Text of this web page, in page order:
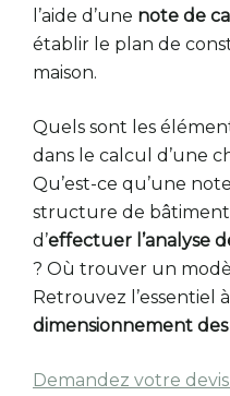
l’aide d’une note de
établir le plan de
maison.
Quels sont les
dans le calcul d’une
Qu’est-ce qu’une
structure de
d’effectuer l’analyse
? Où trouver un
Retrouvez l’essentiel
dimensionnement
Demandez votre